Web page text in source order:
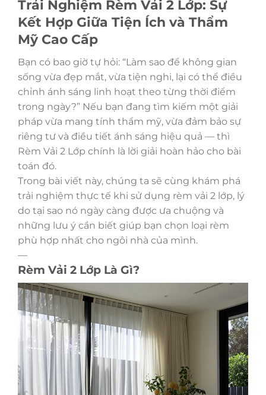
Trải Nghiệm Rèm Vải 2 Lớp: Sự
Kết Hợp Giữa Tiện Ích và Thẩm
Mỹ Cao Cấp
Bạn có bao giờ tự hỏi: “Làm sao để không gian
sống vừa đẹp mắt, vừa tiện nghi, lại có thể điều
chỉnh ánh sáng linh hoạt theo từng thời điểm
trong ngày?” Nếu bạn đang tìm kiếm một giải
pháp vừa mang tính thẩm mỹ, vừa đảm bảo sự
riêng tư và điều tiết ánh sáng hiệu quả — thì
Rèm Vải 2 Lớp chính là lời giải hoàn hảo cho bài
toán đó.
Trong bài viết này, chúng ta sẽ cùng khám phá
trải nghiệm thực tế khi sử dụng rèm vải 2 lớp, lý
do tại sao nó ngày càng được ưa chuộng và
những lưu ý cần biết giúp bạn chọn loại rèm
phù hợp nhất cho ngôi nhà của mình.
—
Rèm Vải 2 Lớp Là Gì?